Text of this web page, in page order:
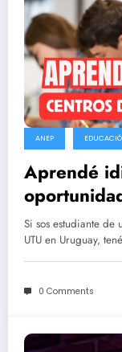
ANEP
Aprendé
Si sos estudiante
UTU en Uruguay,
0 Comments